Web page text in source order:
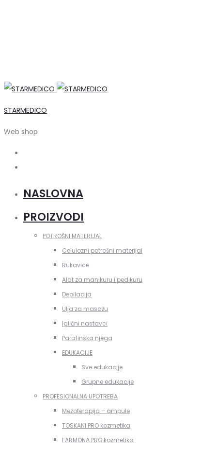
STARMEDICO
Web shop
NASLOVNA
PROIZVODI
POTROŠNI MATERIJAL
Celulozni potrošni materijal
Rukavice
Alat za manikuru i pedikuru
Depilacija
Ulja za masažu
Iglični nastavci
Parafinska njega
EDUKACIJE
Sve edukacije
Grupne edukacije
PROFESIONALNA UPOTREBA
Mezoterapija – ampule
TOSKANI PRO kozmetika
FARMONA PRO kozmetika